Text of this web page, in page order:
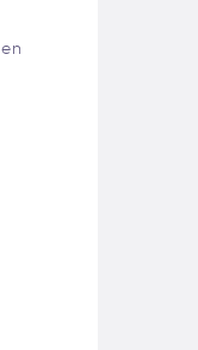
en